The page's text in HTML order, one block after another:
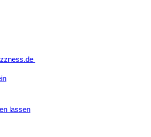
lassen